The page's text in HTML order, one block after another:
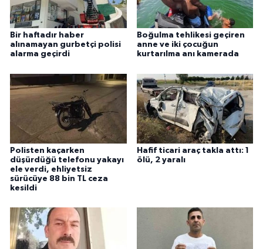
Bir haftadır haber
alınamayan gurbetçi polisi
alarma geçirdi
Boğulma tehlikesi geçiren
anne ve iki çocuğun
kurtarılma anı kamerada
Polisten kaçarken
düşürdüğü telefonu yakayı
ele verdi, ehliyetsiz
sürücüye 88 bin TL ceza
kesildi
Hafif ticari araç takla attı: 1
ölü, 2 yaralı